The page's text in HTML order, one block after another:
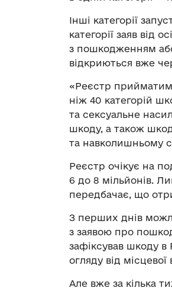
Інші категорії
категорії заяв від
з пошкодженням
відкриються вже
«Реєстр
ніж 40 категорій
та сексуальне
шкоду, а також
та навколишньому
Реєстр очікує на
6 до 8 мільйонів.
передбачає, що
З перших днів
з заявою про
зафіксував шкоду
огляду від місцевої
Але вже за кілька